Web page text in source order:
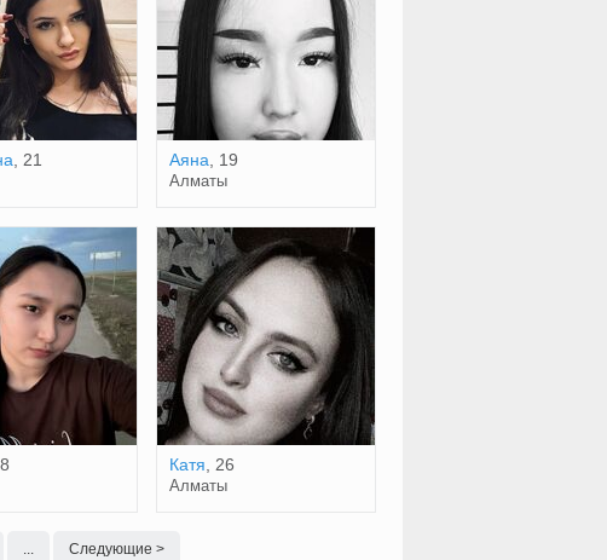
, 21 Аяна , 19
Алматы
Катя , 26
Алматы
... Следующие >